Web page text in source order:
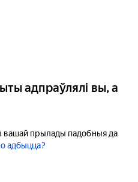
адпраўлялі вы, а
вашай прылады падобныя да
адбыцца?